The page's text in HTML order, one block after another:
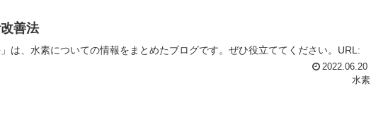
善法
は、水素についての情報をまとめたブログです。ぜひ役立ててください。URL:
2022.06.20
水素